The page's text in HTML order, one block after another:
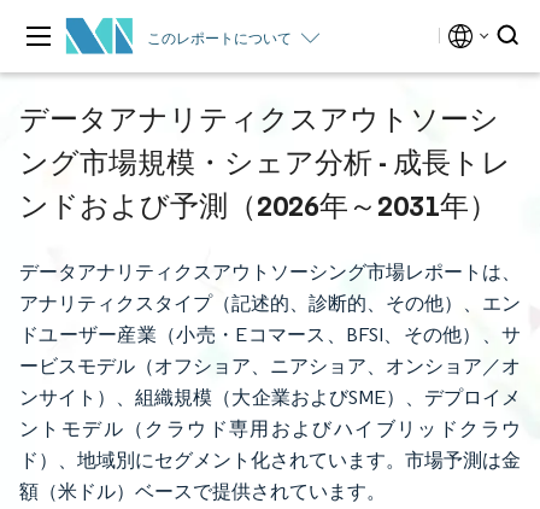
このレポートについて
データアナリティクスアウトソーシ
ング市場規模・シェア分析 - 成長トレ
ンドおよび予測（2026年～2031年）
データアナリティクスアウトソーシング市場レポートは、
アナリティクスタイプ（記述的、診断的、その他）、エン
ドユーザー産業（小売・Eコマース、BFSI、その他）、サ
ービスモデル（オフショア、ニアショア、オンショア／オ
ンサイト）、組織規模（大企業およびSME）、デプロイメ
ントモデル（クラウド専用およびハイブリッドクラウ
ド）、地域別にセグメント化されています。市場予測は金
額（米ドル）ベースで提供されています。